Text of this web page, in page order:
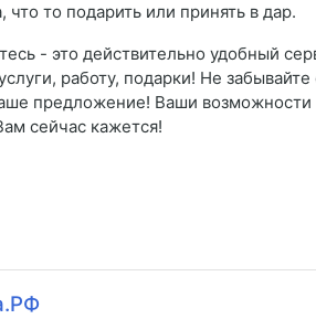
что то подарить или принять в дар.
- это действительно удобный
работу, подарки! Не забывайте
предложение! Ваши возможности
сейчас кажется!